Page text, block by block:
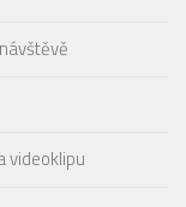
videoklipu